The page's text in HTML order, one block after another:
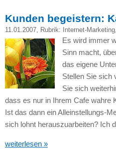
Kunden begeistern:
11.01.2007, Rubrik: Internet-Marketing,
Es wird immer
Sinn macht,
das eigene
Stellen Sie sich
Sie sich
dass es nur in Ihrem Cafe wahre
Ist das dann ein Alleinstellungs-
sich lohnt herauszuarbeiten? Ich
weiterlesen »